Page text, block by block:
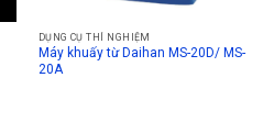
DỤNG CỤ THÍ NGHIỆM
Máy khuấy từ Daihan MS-20D/ MS-
20A